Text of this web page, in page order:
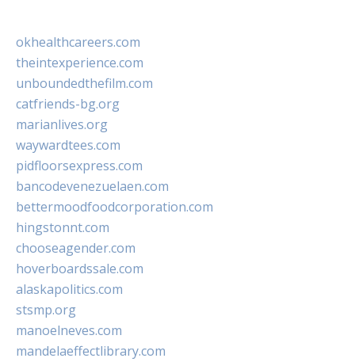
okhealthcareers.com
theintexperience.com
unboundedthefilm.com
catfriends-bg.org
marianlives.org
waywardtees.com
pidfloorsexpress.com
bancodevenezuelaen.com
bettermoodfoodcorporation.com
hingstonnt.com
chooseagender.com
hoverboardssale.com
alaskapolitics.com
stsmp.org
manoelneves.com
mandelaeffectlibrary.com